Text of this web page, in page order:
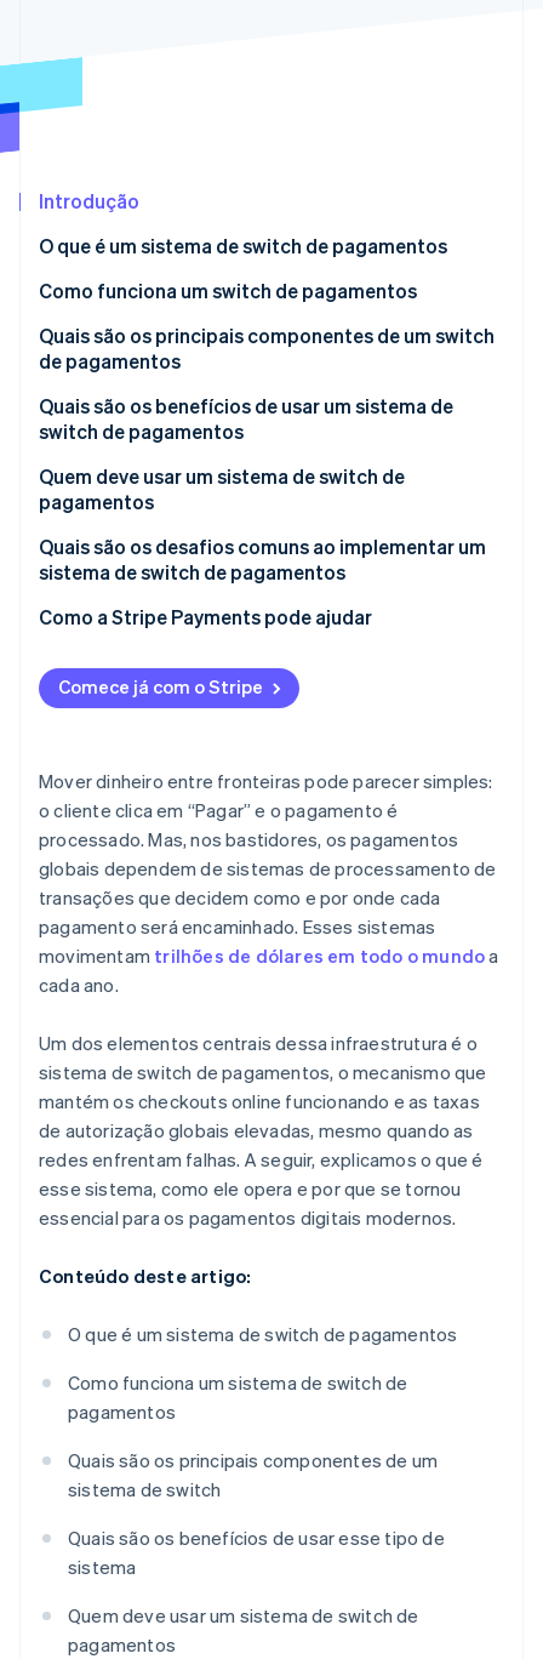
Radar
Atlas
Remoção de carbono
Verificação de identidade
Veja como a Stripe está construindo a infraestrutura
Assista agora
Introdução
O que é um sistema de switch de pagamentos
Como funciona um switch de pagamentos
Quais são os principais componentes de um switch
de pagamentos
Quais são os benefícios de usar um sistema de
switch de pagamentos
Quem deve usar um sistema de switch de
pagamentos
Quais são os desafios comuns ao implementar um
sistema de switch de pagamentos
Como a Stripe Payments pode ajudar
Comece já com o Stripe
Mover dinheiro entre fronteiras pode parecer simples:
o cliente clica em “Pagar” e o pagamento é
processado. Mas, nos bastidores, os pagamentos
globais dependem de sistemas de processamento de
transações que decidem como e por onde cada
pagamento será encaminhado. Esses sistemas
movimentam trilhões de dólares em todo o mundoa
cada ano.
Um dos elementos centrais dessa infraestrutura é o
sistema de switch de pagamentos, o mecanismo que
mantém os checkouts online funcionando e as taxas
de autorização globais elevadas, mesmo quando as
redes enfrentam falhas. A seguir, explicamos o que é
esse sistema, como ele opera e por que se tornou
essencial para os pagamentos digitais modernos.
Conteúdo deste artigo:
O que é um sistema de switch de pagamentos
Como funciona um sistema de switch de
pagamentos
Quais são os principais componentes de um
sistema de switch
Quais são os benefícios de usar esse tipo de
sistema
Quem deve usar um sistema de switch de
pagamentos